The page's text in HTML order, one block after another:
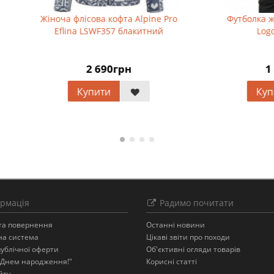
кофта Alpine Pro
LSWF357 блакитний
Футболка жіноча Turbat
повернення
система
оферти
Днем народження!"
Радимо почитати
Останнi новини
Цікаві звіти про походи
Об'єктивні огляди товарів
Корисні статті